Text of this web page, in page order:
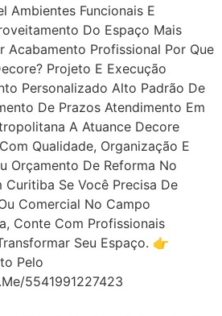
Ambientes Funcionais E
Do Espaço Mais
Acabamento Profissional Por Que
Projeto E Execução
Personalizado Alto Padrão De
De Prazos Atendimento Em
A Atuance Decore
Qualidade, Organização E
Orçamento De Reforma No
Se Você Precisa De
Comercial No Campo
Conte Com Profissionais
Seu Espaço. 👉
Pelo
5541991227423